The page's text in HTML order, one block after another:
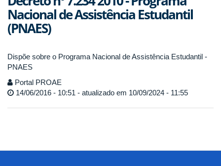
Nacional de Assistência Estudantil
(PNAES)
Dispõe sobre o Programa Nacional de Assistência Estudantil -
PNAES
Portal PROAE
14/06/2016 - 10:51 - atualizado em 10/09/2024 - 11:55